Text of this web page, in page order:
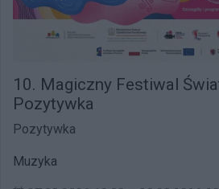
10. Magiczny Festiwal
Pozytywka
Pozytywka
Muzyka